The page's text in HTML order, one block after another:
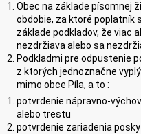
Obec na základe písomnej
obdobie, za ktoré poplatník
základe podkladov, že viac
nezdržiava alebo sa
Podkladmi pre odpustenie
z ktorých jednoznačne
mimo obce Píla, a to :
potvrdenie nápravno-
alebo trestu
potvrdenie zariadenia